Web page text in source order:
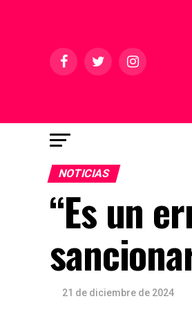
NOTICIAS
“Es un
21 de diciembre de 2024